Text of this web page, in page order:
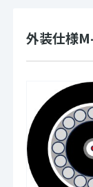
外装仕様